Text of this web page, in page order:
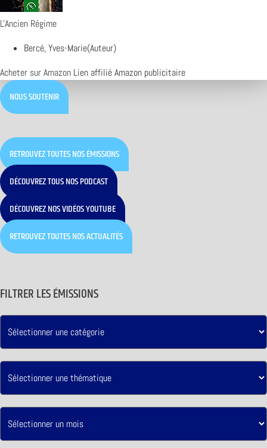
L'Ancien Régime
Bercé, Yves-Marie(Auteur)
Acheter sur Amazon Lien affilié Amazon publicitaire
NOUS SOUTENIR
RETROUVEZ TOUTES NOS ÉMISSIONS
DÉCOUVREZ TOUS NOS PODCAST
DÉCOUVREZ NOS VIDÉOS YOUTUBE
RETROUVEZ TOUTES NOS ACTUALITÉS
FILTRER LES ÉMISSIONS